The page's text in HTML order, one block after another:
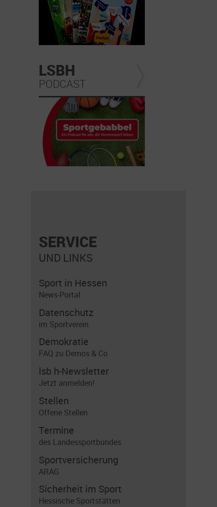
LSBH
PODCAST
SERVICE
UND LINKS
Sport in Hessen
News-Portal
Datenschutz
im Sportverein
Demokratie
FAQ zu Demos & Co
lsb h-Newsletter
Jetzt anmelden!
Stellen
Offene Stellen
Termine
des Landessportbundes
Sportversicherung
ARAG
Sicherheit im Sport
Hessische Sportstätten